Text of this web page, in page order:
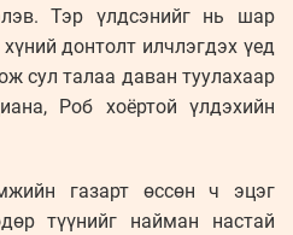
Тэр үлдсэнийг нь шар
​​донтолт илчлэгдэх үед
сул талаа даван туулахаар
Роб хоёртой үлдэхийн
газарт өссөн ч эцэг
түүнийг найман настай